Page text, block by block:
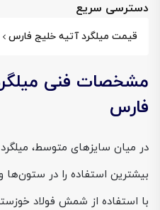
دسترسی سریع
قیمت میلگرد آتیه خلیج فارس
فارس
بیشترین استفاده را در
با استفاده از شمش فولاد